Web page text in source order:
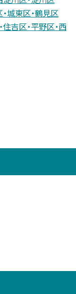
城東区・鶴見区
吉区・平野区・西